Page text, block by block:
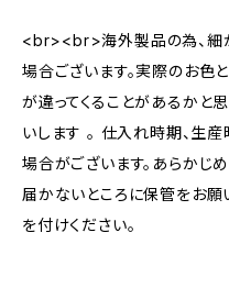
<br><br>海外製品の為、細
場合ございます。実際のお色
が違ってくることがあるかと
いします 。 仕入れ時期、生産
場合がございます。あらかじ
届かないところに保管をお願
を付けください。